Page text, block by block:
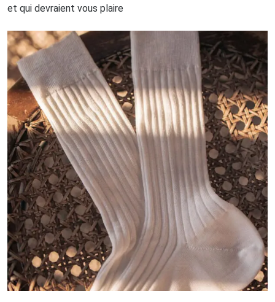
et qui devraient vous plaire